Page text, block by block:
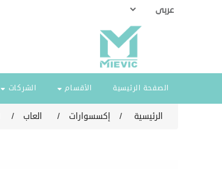
الصفحة الرئيسية الأقسام الشركات
الرئيسية / إكسسوارات / العاب /